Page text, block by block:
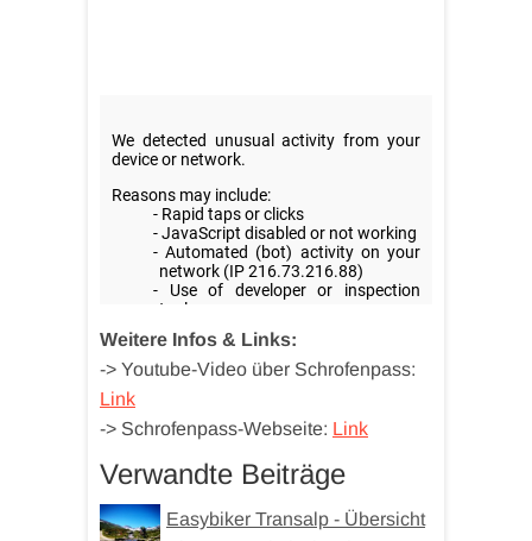
Weitere Infos & Links:
-> Youtube-Video über Schrofenpass:
Link
-> Schrofenpass-Webseite: Link
Verwandte Beiträge
Easybiker Transalp - Übersicht